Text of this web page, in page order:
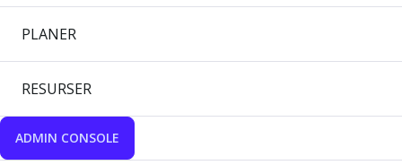
PLANER
RESURSER
ADMIN CONSOLE